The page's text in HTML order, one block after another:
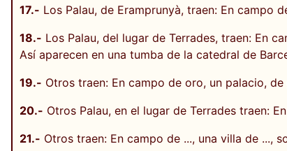
17.- Los Palau, de Eramprunyà, traen: En
18.- Los Palau, del lugar de Terrades, traen: En
Así aparecen en una tumba de la catedral de
19.- Otros traen: En campo de oro, un palacio,
20.- Otros Palau, en el lugar de Terrades traen:
21.- Otros traen: En campo de ..., una villa de ...,